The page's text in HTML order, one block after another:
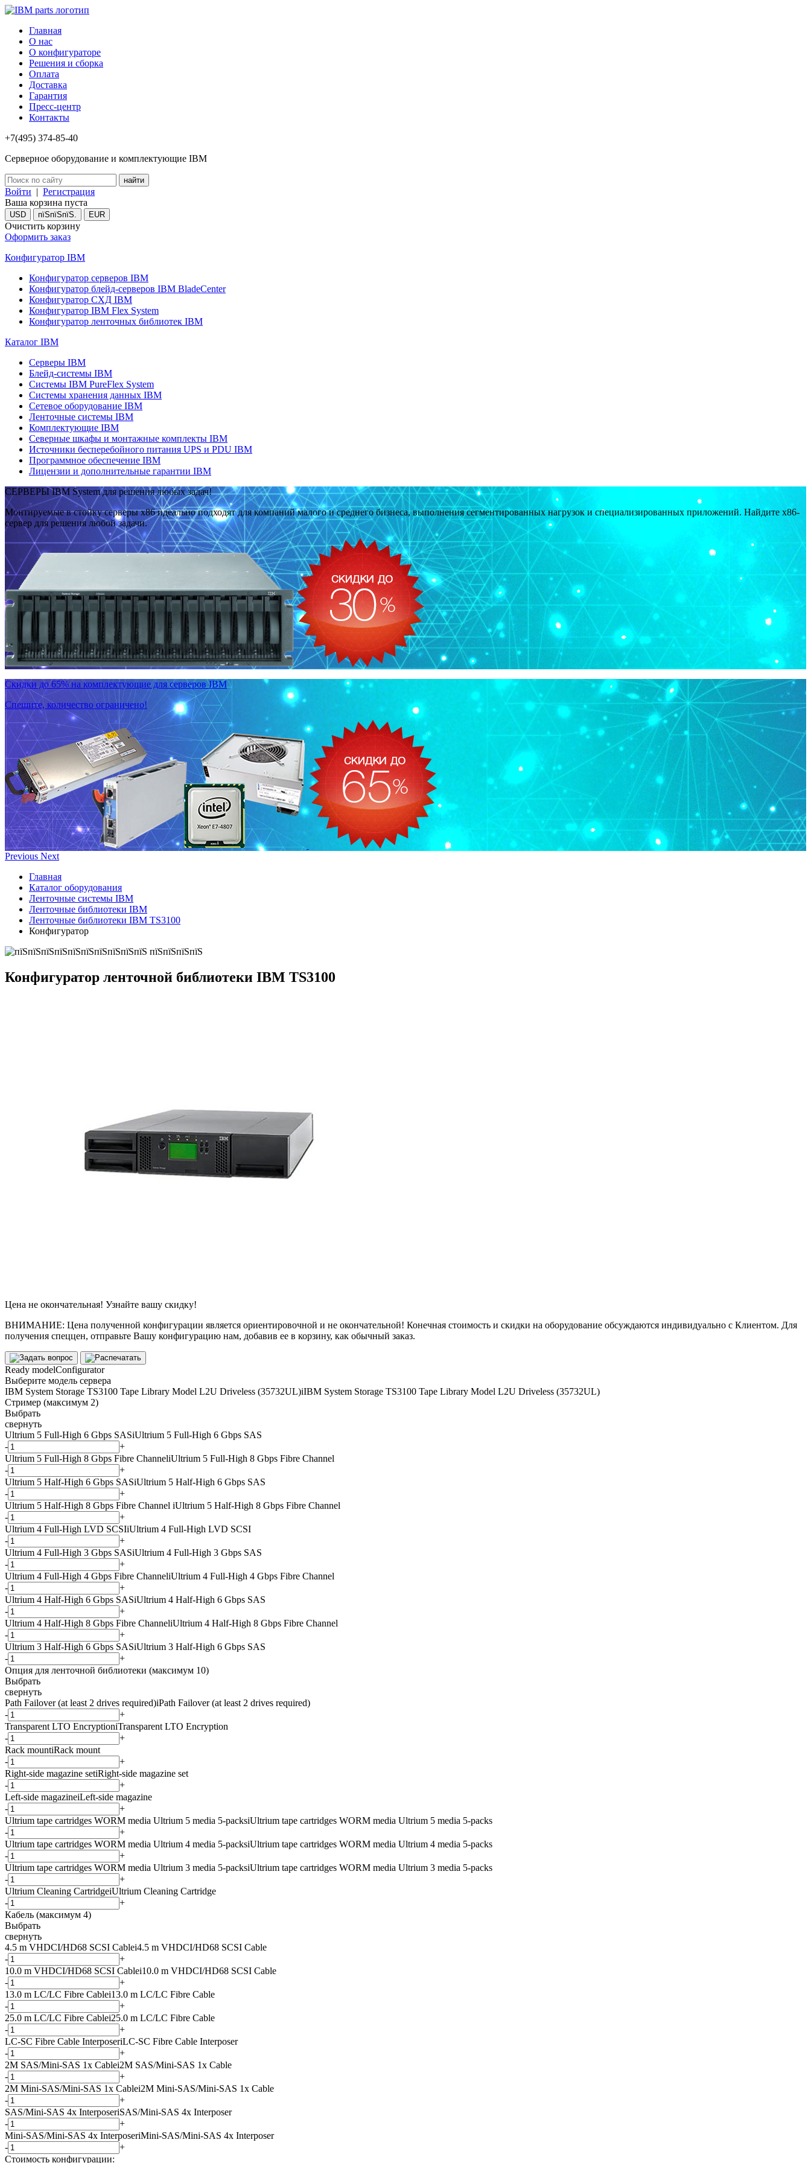
Главная
О нас
О конфигураторе
Решения и сборка
Оплата
Доставка
Гарантия
Пресс-центр
Контакты
+7(495) 374-85-40
Серверное оборудование и комплектующие IBM
Войти | Регистрация
Ваша корзина пуста
USD пїЅпїЅпїЅ. EUR
Очистить корзину
Оформить заказ
Конфигуратор IBM
Конфигуратор серверов IBM
Конфигуратор блейд-серверов IBM BladeCenter
Конфигуратор СХД IBM
Конфигуратор IBM Flex System
Конфигуратор ленточных библиотек IBM
Каталог IBM
Серверы IBM
Блейд-системы IBM
Системы IBM PureFlex System
Системы хранения данных IBM
Сетевое оборудование IBM
Ленточные системы IBM
Комплектующие IBM
Северные шкафы и монтажные комплекты IBM
Источники бесперебойного питания UPS и PDU IBM
Программное обеспечение IBM
Лицензии и дополнительные гарантии IBM
СЕРВЕРЫ IBM System для решения любых задач!
Монтируемые в стойку серверы x86 идеально подходят для компаний малого и среднего бизнеса, выполнения сегментированных нагрузок и специализированных приложений. Найдите x86-
сервер для решения любой задачи.
Скидки до 65% на комплектующие для серверов IBM
Спешите, количество ограничено!
Previous Next
Главная
Каталог оборудования
Ленточные системы IBM
Ленточные библиотеки IBM
Ленточные библиотеки IBM TS3100
Конфигуратор
Конфигуратор ленточной библиотеки IBM TS3100
Цена не окончательная! Узнайте вашу скидку!
ВНИМАНИЕ: Цена полученной конфигурации является ориентировочной и не окончательной! Конечная стоимость и скидки на оборудование обсуждаются индивидуально с Клиентом. Для
получения спеццен, отправьте Вашу конфигурацию нам, добавив ее в корзину, как обычный заказ.
Ready modelConfigurator
Выберите модель сервера
IBM System Storage TS3100 Tape Library Model L2U Driveless (35732UL)iIBM System Storage TS3100 Tape Library Model L2U Driveless (35732UL)
Стример (максимум 2)
Выбрать
свернуть
Ultrium 5 Full-High 6 Gbps SASiUltrium 5 Full-High 6 Gbps SAS
-
+
Ultrium 5 Full-High 8 Gbps Fibre ChanneliUltrium 5 Full-High 8 Gbps Fibre Channel
-
+
Ultrium 5 Half-High 6 Gbps SASiUltrium 5 Half-High 6 Gbps SAS
-
+
Ultrium 5 Half-High 8 Gbps Fibre Channel iUltrium 5 Half-High 8 Gbps Fibre Channel
-
+
Ultrium 4 Full-High LVD SCSIiUltrium 4 Full-High LVD SCSI
-
+
Ultrium 4 Full-High 3 Gbps SASiUltrium 4 Full-High 3 Gbps SAS
-
+
Ultrium 4 Full-High 4 Gbps Fibre ChanneliUltrium 4 Full-High 4 Gbps Fibre Channel
-
+
Ultrium 4 Half-High 6 Gbps SASiUltrium 4 Half-High 6 Gbps SAS
-
+
Ultrium 4 Half-High 8 Gbps Fibre ChanneliUltrium 4 Half-High 8 Gbps Fibre Channel
-
+
Ultrium 3 Half-High 6 Gbps SASiUltrium 3 Half-High 6 Gbps SAS
-
+
Опция для ленточной библиотеки (максимум 10)
Выбрать
свернуть
Path Failover (at least 2 drives required)iPath Failover (at least 2 drives required)
-
+
Transparent LTO EncryptioniTransparent LTO Encryption
-
+
Rack mountiRack mount
-
+
Right-side magazine setiRight-side magazine set
-
+
Left-side magazineiLeft-side magazine
-
+
Ultrium tape cartridges WORM media Ultrium 5 media 5-packsiUltrium tape cartridges WORM media Ultrium 5 media 5-packs
-
+
Ultrium tape cartridges WORM media Ultrium 4 media 5-packsiUltrium tape cartridges WORM media Ultrium 4 media 5-packs
-
+
Ultrium tape cartridges WORM media Ultrium 3 media 5-packsiUltrium tape cartridges WORM media Ultrium 3 media 5-packs
-
+
Ultrium Cleaning CartridgeiUltrium Cleaning Cartridge
-
+
Кабель (максимум 4)
Выбрать
свернуть
4.5 m VHDCI/HD68 SCSI Cablei4.5 m VHDCI/HD68 SCSI Cable
-
+
10.0 m VHDCI/HD68 SCSI Cablei10.0 m VHDCI/HD68 SCSI Cable
-
+
13.0 m LC/LC Fibre Cablei13.0 m LC/LC Fibre Cable
-
+
25.0 m LC/LC Fibre Cablei25.0 m LC/LC Fibre Cable
-
+
LC-SC Fibre Cable InterposeriLC-SC Fibre Cable Interposer
-
+
2M SAS/Mini-SAS 1x Cablei2M SAS/Mini-SAS 1x Cable
-
+
2M Mini-SAS/Mini-SAS 1x Cablei2M Mini-SAS/Mini-SAS 1x Cable
-
+
SAS/Mini-SAS 4x InterposeriSAS/Mini-SAS 4x Interposer
-
+
Mini-SAS/Mini-SAS 4x InterposeriMini-SAS/Mini-SAS 4x Interposer
-
+
Стоимость конфигурации: